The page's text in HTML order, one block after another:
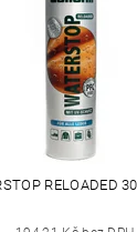
RELOADED